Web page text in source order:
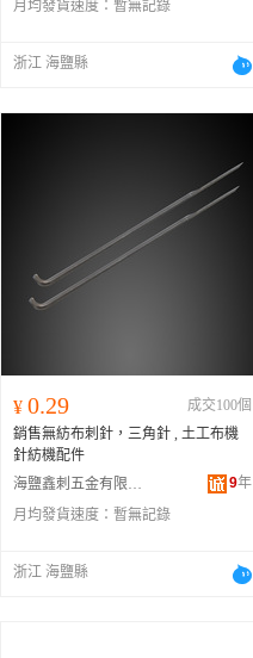
月均發貨速度： 暫無記錄
浙江 海鹽縣
¥ 0.29
成交100個
銷售無紡布刺針，三角針 , 土工布機
針紡機配件
海鹽鑫刺五金有限公司
9年
月均發貨速度： 暫無記錄
浙江 海鹽縣